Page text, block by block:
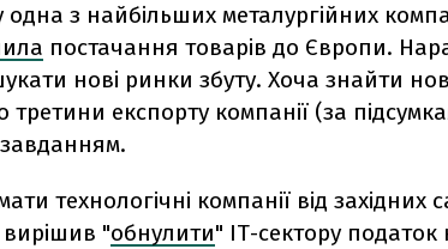
одна з найбільших металургійних
постачання товарів до Європи.
нові ринки збуту. Хоча знайти
третини експорту компанії (за
технологічні компанії від західних
вирішив "обнулити" ІТ-сектору податок